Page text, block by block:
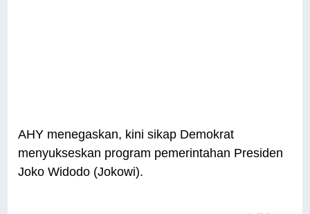
AHY menegaskan, kini sikap Demokrat
menyukseskan program pemerintahan Presiden
Joko Widodo (Jokowi).